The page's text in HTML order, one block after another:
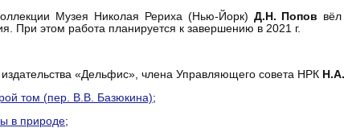
Музея Николая Рериха (Нью-Йорк) Д.Н. Попов
При этом работа планируется к завершению в 2021 г.
издательства «Дельфис», члена Управляющего совета НРК
том (пер. В.В. Базюкина);
в природе;